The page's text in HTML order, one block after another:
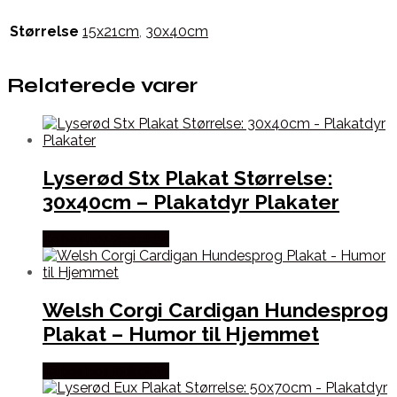
Størrelse 15x21cm, 30x40cm
Relaterede varer
Lyserød Stx Plakat Størrelse:
30x40cm – Plakatdyr Plakater
Welsh Corgi Cardigan Hundesprog
Plakat – Humor til Hjemmet